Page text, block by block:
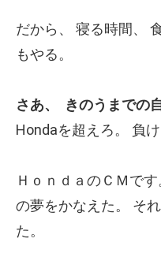
だから、 寝る時間、
もやる。
さあ、 きのうまでの
Hondaを超えろ。
負
ＨｏｎｄａのＣＭです
の夢をかなえた。
それ
た。